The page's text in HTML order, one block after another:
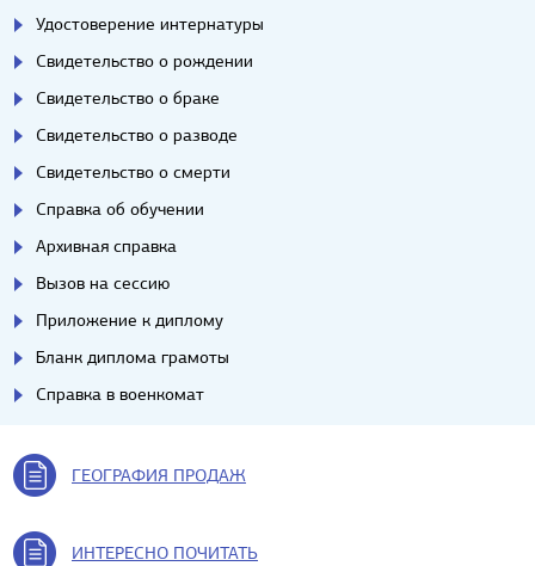
Удостоверение интернатуры
Свидетельство о рождении
Свидетельство о браке
Свидетельство о разводе
Свидетельство о смерти
Справка об обучении
Архивная справка
Вызов на сессию
Приложение к диплому
Бланк диплома грамоты
Справка в военкомат
ГЕОГРАФИЯ ПРОДАЖ
ИНТЕРЕСНО ПОЧИТАТЬ